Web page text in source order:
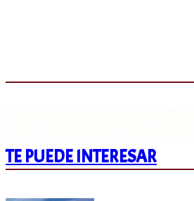
TE PUEDE INTERESAR